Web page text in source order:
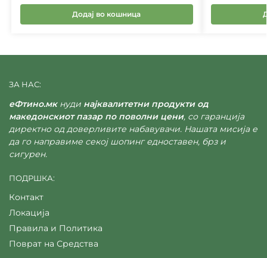
Додај во кошница
ЗА НАС:
еФтино.мкнуди најквалитетни продукти од
македонскиот пазар по поволни цени, со гаранција
директно од доверливите набавувачи. Нашата мисија е
да го направиме секој шопинг едноставен, брз и
сигурен.
ПОДРШКА:
Контакт
Локација
Правила и Политика
Поврат на Средства